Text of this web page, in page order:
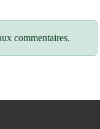
commentaires.